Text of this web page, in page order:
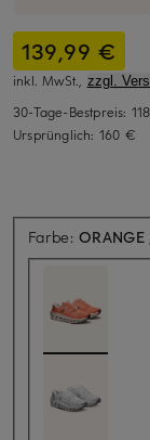
139,99 €
inkl. MwSt., zzgl.
30-Tage-Bestpreis:
Ursprünglich: 160 €
Farbe: